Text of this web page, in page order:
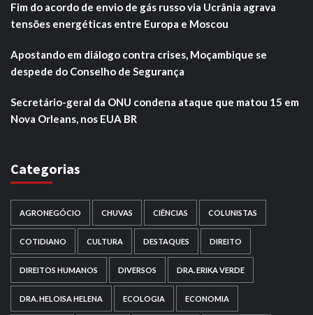
Fim do acordo de envio de gás russo via Ucrânia agrava
tensões energéticas entre Europa e Moscou
Apostando em diálogo contra crises, Moçambique se
despede do Conselho de Segurança
Secretário-geral da ONU condena ataque que matou 15 em
Nova Orleans, nos EUA BR
Categorias
AGRONEGÓCIO CHUVAS CIÊNCIAS COLUNISTAS
COTIDIANO CULTURA DESTAQUES DIREITO
DIREITOS HUMANOS DIVERSOS DRA. ERIKA VERDE
DRA. HELOISA HELENA ECOLOGIA ECONOMIA